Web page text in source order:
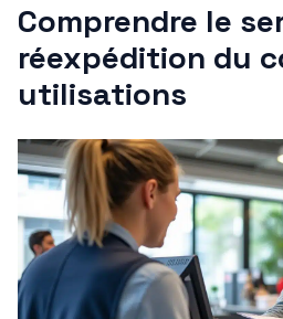
Comprendre le
réexpédition du
utilisations